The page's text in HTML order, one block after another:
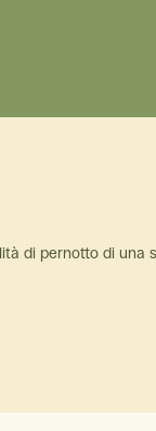
di pernotto di una